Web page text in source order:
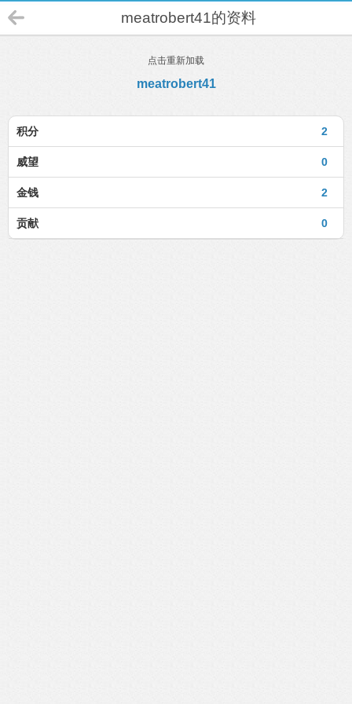
meatrobert41的资料
点击重新加载
meatrobert41
2
积分
0
威望
2
金钱
0
贡献